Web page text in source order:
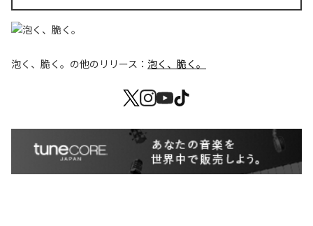
泡く、脆く。 の他のリリース： 泡く、脆く。